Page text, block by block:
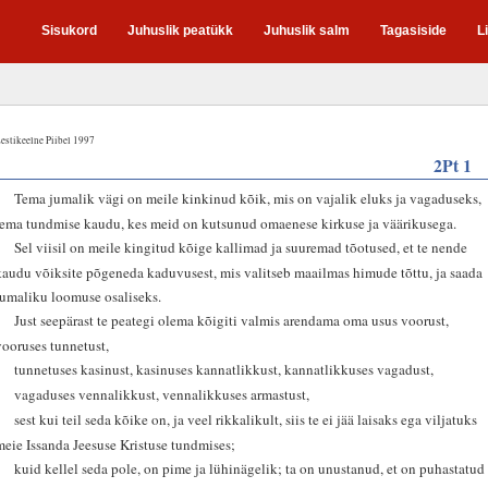
Sisukord Juhuslik peatükk Juhuslik salm Tagasiside
Piibel 1997
2Pt 1
Tema jumalik vägi on meile kinkinud kõik, mis on vajalik eluks ja vagaduseks,
tundmise kaudu, kes meid on kutsunud omaenese kirkuse ja väärikusega.
Sel viisil on meile kingitud kõige kallimad ja suuremad tõotused, et te nende
võiksite põgeneda kaduvusest, mis valitseb maailmas himude tõttu, ja saada
loomuse osaliseks.
Just seepärast te peategi olema kõigiti valmis arendama oma usus voorust,
tunnetust,
tunnetuses kasinust, kasinuses kannatlikkust, kannatlikkuses vagadust,
vagaduses vennalikkust, vennalikkuses armastust,
sest kui teil seda kõike on, ja veel rikkalikult, siis te ei jää laisaks ega viljatuks
Issanda Jeesuse Kristuse tundmises;
kuid kellel seda pole, on pime ja lühinägelik; ta on unustanud, et on puhastatud